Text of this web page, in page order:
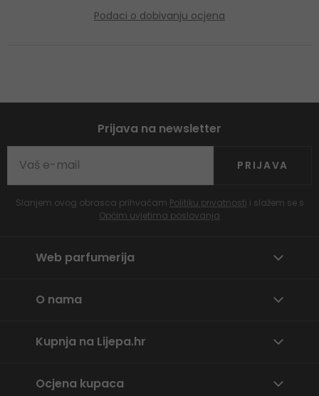
Podaci o dobivanju ocjena
Prijava na newsletter
PRIJAVA
Slanjem ovog obrasca prihvaćam Politiku privatnosti i slažem se s
Općim uvjetima poslovanja
Web parfumerija
O nama
Kupnja na Lijepa.hr
Ocjena kupaca